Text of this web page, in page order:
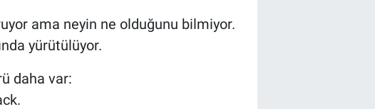
ama neyin ne olduğunu bilmiyor.
yürütülüyor.
daha var: